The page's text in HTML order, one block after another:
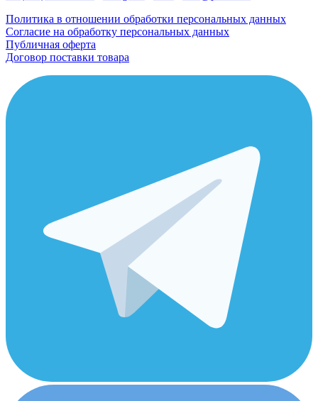
Политика в отношении обработки персональных данных
Согласие на обработку персональных данных
Публичная оферта
Договор поставки товара